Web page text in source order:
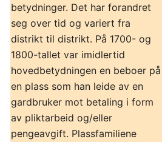
betydninger. Det har forandret
seg over tid og variert fra
distrikt til distrikt. På 1700- og
1800-tallet var imidlertid
hovedbetydningen en beboer på
en plass som han leide av en
gardbruker mot betaling i form
av pliktarbeid og/eller
pengeavgift. Plassfamiliene